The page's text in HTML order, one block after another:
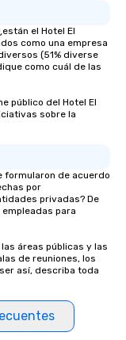
el Hotel El
como una empresa
(51% diverse
como cuál de las
público del Hotel El
sobre la
formularon de acuerdo
por
privadas? De
para
áreas públicas y las
de reuniones, los
así, describa toda